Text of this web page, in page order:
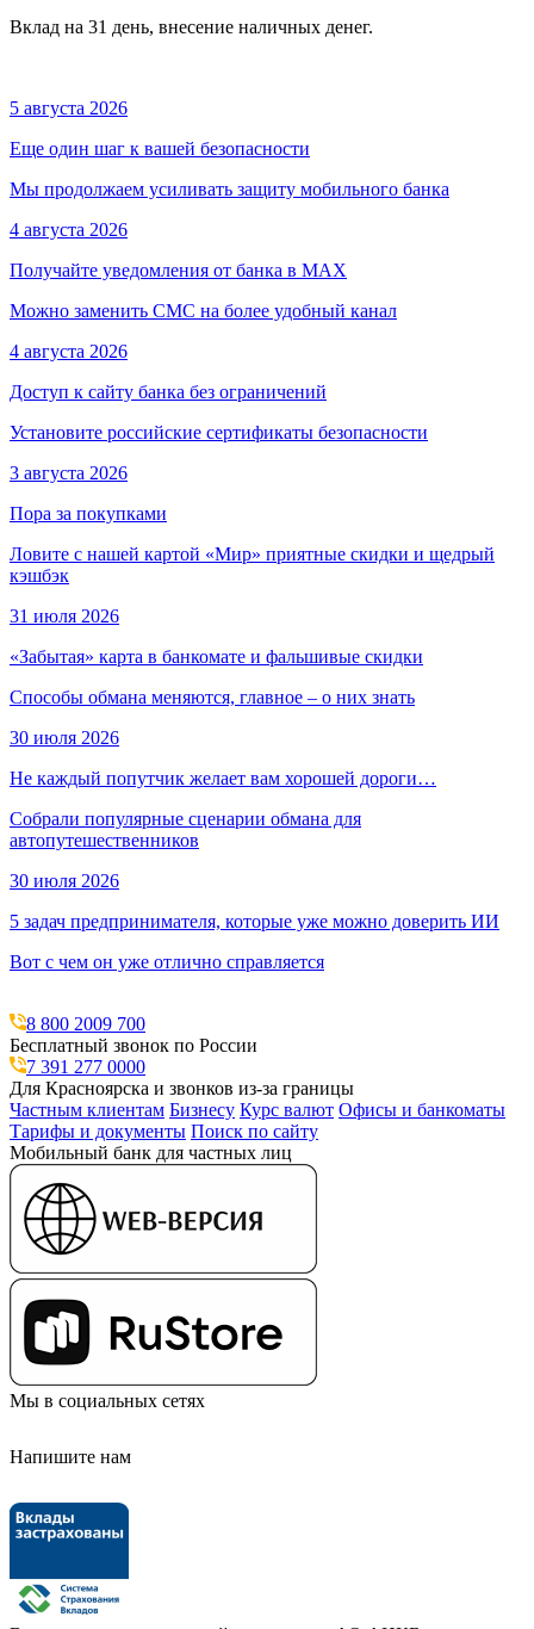
Вклад на 31 день, внесение наличных денег.
5 августа 2026
Еще один шаг к вашей безопасности
Мы продолжаем усиливать защиту мобильного банка
4 августа 2026
Получайте уведомления от банка в МАХ
Можно заменить СМС на более удобный канал
4 августа 2026
Доступ к сайту банка без ограничений
Установите российские сертификаты безопасности
3 августа 2026
Пора за покупками
Ловите с нашей картой «Мир» приятные скидки и щедрый
кэшбэк
31 июля 2026
«Забытая» карта в банкомате и фальшивые скидки
Способы обмана меняются, главное – о них знать
30 июля 2026
Не каждый попутчик желает вам хорошей дороги…
Собрали популярные сценарии обмана для
автопутешественников
30 июля 2026
5 задач предпринимателя, которые уже можно доверить ИИ
Вот с чем он уже отлично справляется
8 800 2009 700
Бесплатный звонок по России
7 391 277 0000
Для Красноярска и звонков из-за границы
Частным клиентам Бизнесу Курс валют Офисы и банкоматы
Тарифы и документы Поиск по сайту
Мобильный банк для частных лиц
Мы в социальных сетях
Напишите нам